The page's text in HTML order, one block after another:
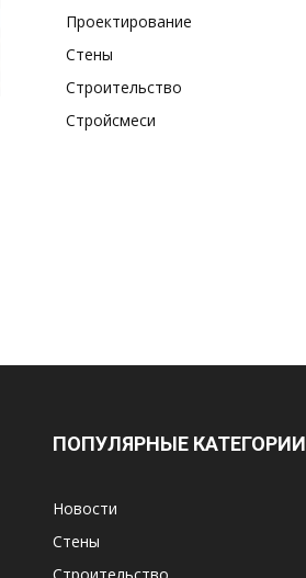
Проектирование
Стены
Строительство
Стройсмеси
ПОПУЛЯРНЫЕ КАТЕГОРИИ
Новости
Стены